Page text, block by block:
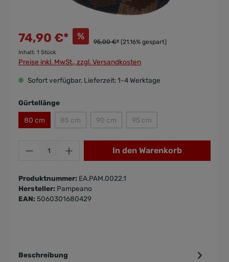
74,90 €* % 95,00 €* (21.16% gespart)
Inhalt: 1 Stück
Preise inkl. MwSt., zzgl. Versandkosten
Sofort verfügbar, Lieferzeit: 1-4 Werktage
Gürtellänge
80 cm 85 cm 90 cm 95 cm
In den Warenkorb
Produktnummer: EA.PAM.0022.1
Hersteller: Pampeano
EAN: 5060301680429
Beschreibung